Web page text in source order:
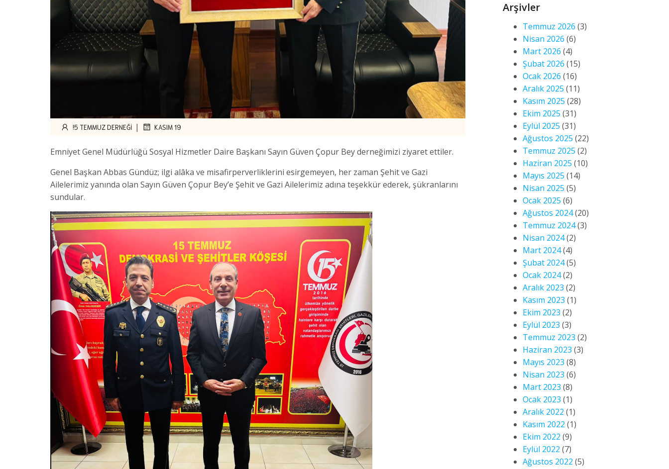
!5 TEMMUZ DERNEĞI | KASIM 19
Emniyet Genel Müdürlüğü Sosyal Hizmetler Daire Başkanı Sayın Güven Çopur Bey derneğimizi ziyaret ettiler.
Genel Başkan Abbas Gündüz; ilgi alâka ve misafirperverliklerini esirgemeyen, her zaman Şehit ve Gazi
Ailelerimiz yanında olan Sayın Güven Çopur Bey’e Şehit ve Gazi Ailelerimiz adına teşekkür ederek, şükranlarını
sundular.
Arşivler
Temmuz 2026 (3)
Nisan 2026 (6)
Mart 2026 (4)
Şubat 2026 (15)
Ocak 2026 (16)
Aralık 2025 (11)
Kasım 2025 (28)
Ekim 2025 (31)
Eylül 2025 (31)
Ağustos 2025 (22)
Temmuz 2025 (2)
Haziran 2025 (10)
Mayıs 2025 (14)
Nisan 2025 (5)
Ocak 2025 (6)
Ağustos 2024(20)
Temmuz 2024(3)
Nisan 2024(2)
Mart 2024(4)
Şubat 2024(5)
Ocak 2024(2)
Aralık 2023 (2)
Kasım 2023 (1)
Ekim 2023 (2)
Eylül 2023 (3)
Temmuz 2023 (2)
Haziran 2023 (3)
Mayıs 2023 (8)
Nisan 2023 (6)
Mart 2023 (8)
Ocak 2023 (1)
Aralık 2022 (1)
Kasım 2022 (1)
Ekim 2022 (9)
Eylül 2022 (7)
Ağustos 2022 (5)